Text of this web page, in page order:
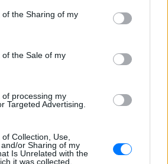
the Sharing of my
the Sale of my
processing my
Targeted Advertising.
Collection, Use,
or Sharing of my
Is Unrelated with the
it was collected.
Ουκρανία: Βίντεο σοκ με
«busification»
ΣΉΜΕΡΑ